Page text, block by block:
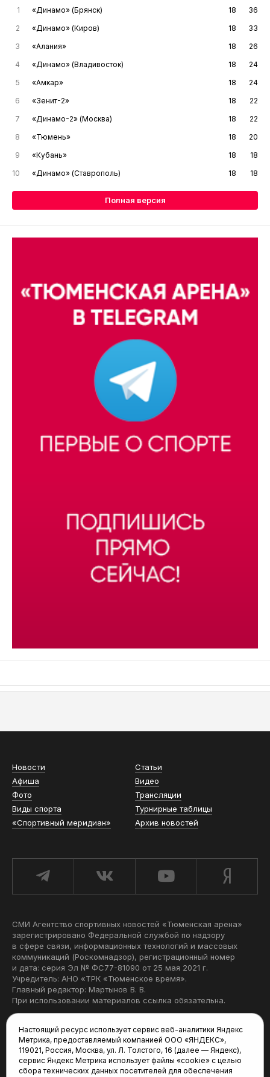
1 «Динамо» (Брянск) 18
36
2
«Динамо» (Киров) 18
33
3
«Алания» 18
26
4
«Динамо» (Владивосток) 18
24
5
«Амкар» 18
24
6
«Зенит-2» 18
22
7
«Динамо-2» (Москва) 18
22
8
«Тюмень» 18
20
9
«Кубань» 18
18
10
«Динамо» (Ставрополь) 18 18
Полная версия
Новости
Статьи
Афиша
Видео
Фото
Трансляции
Виды спорта
Турнирные таблицы
«Спортивный меридиан»
Архив новостей
СМИ Агентство спортивных новостей «Тюменская арена»
зарегистрировано Федеральной службой по надзору
в сфере связи, информационных технологий и массовых
коммуникаций (Роскомнадзор), регистрационный номер
и дата: серия Эл № ФС77-81090 от 25 мая 2021 г.
Учредитель: АНО «ТРК «Тюменское время».
Главный редактор: Мартынов В. В.
При использовании материалов ссылка обязательна.
Редакция:
625035, Тюмень, пр. Геологоразведчиков, 28А
(3452) 68-22-28
Настоящий ресурс использует сервис веб-аналитики Яндекс
Метрика, предоставляемый компанией ООО «ЯНДЕКС»,
119021, Россия, Москва, ул. Л. Толстого, 16 (далее — Яндекс),
сервис Яндекс Метрика использует файлы «cookie» с целью
сбора технических данных посетителей для обеспечения